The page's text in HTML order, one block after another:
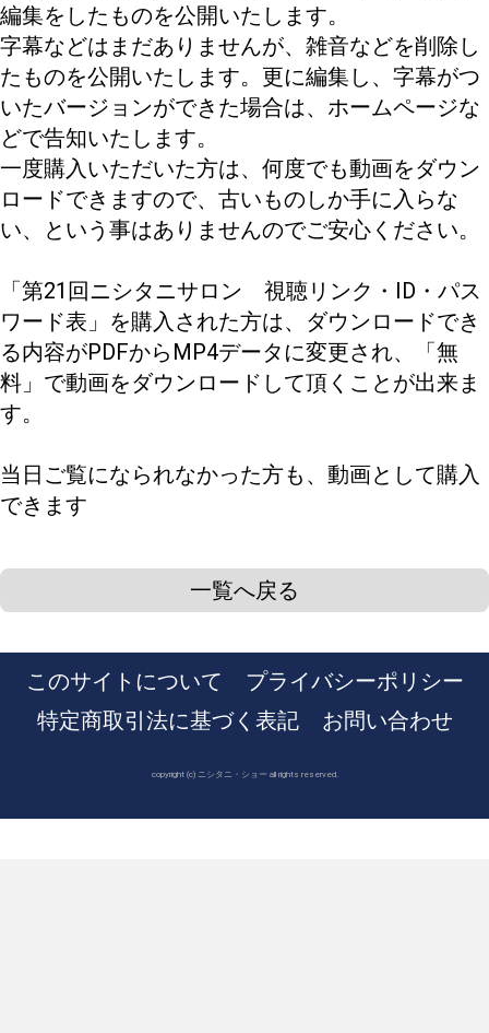
編集をしたものを公開いたします。
字幕などはまだありませんが、雑音などを削除し
たものを公開いたします。更に編集し、字幕がつ
いたバージョンができた場合は、ホームページな
どで告知いたします。
一度購入いただいた方は、何度でも動画をダウン
ロードできますので、古いものしか手に入らな
い、という事はありませんのでご安心ください。
「第21回ニシタニサロン 視聴リンク・ID・パス
ワード表」を購入された方は、ダウンロードでき
る内容がPDFからMP4データに変更され、「無
料」で動画をダウンロードして頂くことが出来ま
す。
当日ご覧になられなかった方も、動画として購入
できます
一覧へ戻る
このサイトについて
プライバシーポリシー
特定商取引法に基づく表記
お問い合わせ
copyright (c) ニシタニ・ショー all rights reserved.